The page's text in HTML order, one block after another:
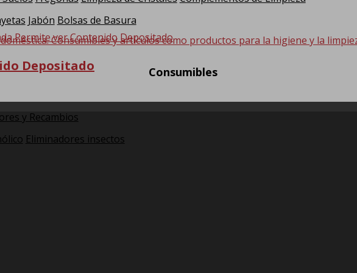
Jabón Bolsas de Basura
Consumibles y artículos como productos para la higiene y la
Consumibles
y Recambios
Eliminadores insectos
Depositado